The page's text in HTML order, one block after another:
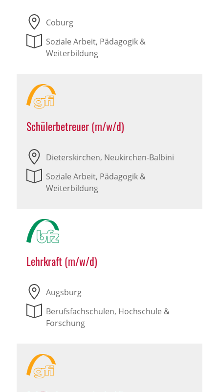
Coburg
Soziale Arbeit, Pädagogik &
Weiterbildung
Schülerbetreuer (m/w/d)
Dieterskirchen, Neukirchen-Balbini
Soziale Arbeit, Pädagogik &
Weiterbildung
Lehrkraft (m/w/d)
Augsburg
Berufsfachschulen, Hochschule &
Forschung